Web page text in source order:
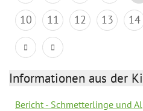
10
11 12 13 14
Informationen aus der
Bericht - Schmetterlinge und